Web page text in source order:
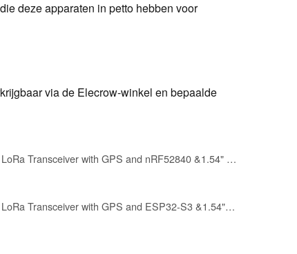
deze apparaten in petto hebben voor
via de Elecrow-winkel en bepaalde
ELECROW Meshtastic LoRa Transceiver with GPS and nRF52840 &1.54" EPD Screen
ELECROW Meshtastic LoRa Transceiver with GPS and ESP32-S3 &1.54" EPD Screen